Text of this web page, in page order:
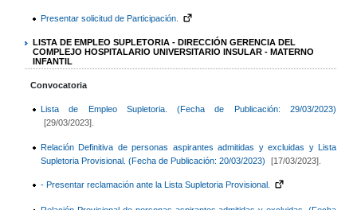
Presentar solicitud de Participación.
LISTA DE EMPLEO SUPLETORIA - DIRECCIÓN GERENCIA DEL
COMPLEJO HOSPITALARIO UNIVERSITARIO INSULAR - MATERNO
INFANTIL
Convocatoria
Lista de Empleo Supletoria. (Fecha de Publicación: 29/03/2023)
[29/03/2023].
Relación Definitiva de personas aspirantes admitidas y excluidas y Lista
Supletoria Provisional. (Fecha de Publicación: 20/03/2023)
[17/03/2023].
- Presentar reclamación ante la Lista Supletoria Provisional.